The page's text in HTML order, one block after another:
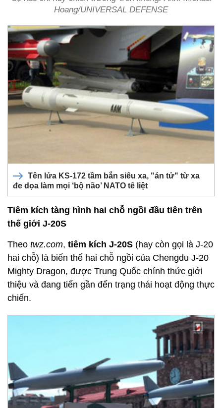
Hoang/UNIVERSAL DEFENSE
Tên lửa KS-172 tầm bắn siêu xa, "án tử" từ xa
đe dọa làm mọi ‘bộ não’ NATO tê liệt
Tiêm kích tàng hình hai chỗ ngồi đầu tiên trên
thế giới J-20S
Theo twz.com, tiêm kích J-20S (hay còn gọi là J-20
hai chỗ) là biến thể hai chỗ ngồi của Chengdu J-20
Mighty Dragon, được Trung Quốc chính thức giới
thiệu và đang tiến gần đến trạng thái hoạt động thực
chiến.